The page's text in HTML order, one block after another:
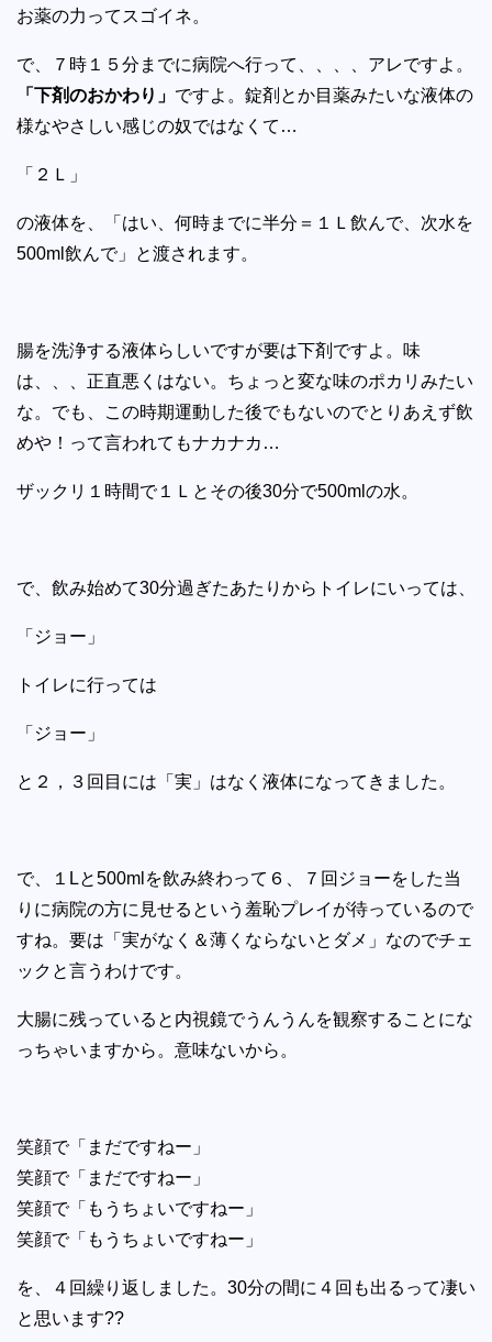
お薬の力ってスゴイネ。
で、７時１５分までに病院へ行って、、、、アレですよ。
「下剤のおかわり」 ですよ。錠剤とか目薬みたいな液体の
様なやさしい感じの奴ではなくて…
「２Ｌ」
の液体を、「はい、何時までに半分＝１Ｌ飲んで、次水を
500ml飲んで」と渡されます。
腸を洗浄する液体らしいですが要は下剤ですよ。味
は、、、正直悪くはない。ちょっと変な味のポカリみたい
な。でも、この時期運動した後でもないのでとりあえず飲
めや！って言われてもナカナカ…
ザックリ１時間で１Ｌとその後30分で500mlの水。
で、飲み始めて30分過ぎたあたりからトイレにいっては、
「ジョー」
トイレに行っては
「ジョー」
と２，３回目には「実」はなく液体になってきました。
で、１Lと500mlを飲み終わって６、７回ジョーをした当
りに病院の方に見せるという羞恥プレイが待っているので
すね。要は「実がなく＆薄くならないとダメ」なのでチェ
ックと言うわけです。
大腸に残っていると内視鏡でうんうんを観察することにな
っちゃいますから。意味ないから。
笑顔で「まだですねー」
笑顔で「まだですねー」
笑顔で「もうちょいですねー」
笑顔で「もうちょいですねー」
を、４回繰り返しました。30分の間に４回も出るって凄い
と思います??